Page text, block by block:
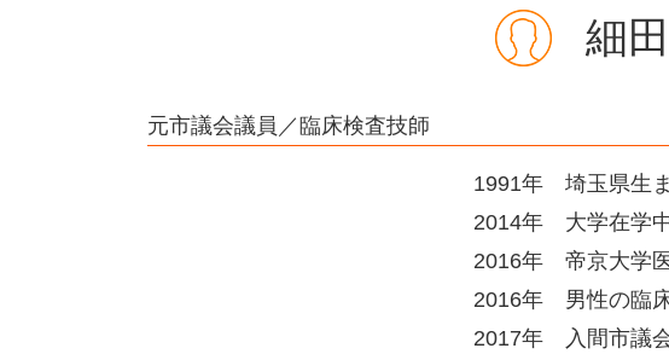
細
元市議会議員／臨床検査技師
1991年 埼玉県生ま
2014年 大学在学中
2016年 帝京大学
2016年 男性の臨床
2017年 入間市議